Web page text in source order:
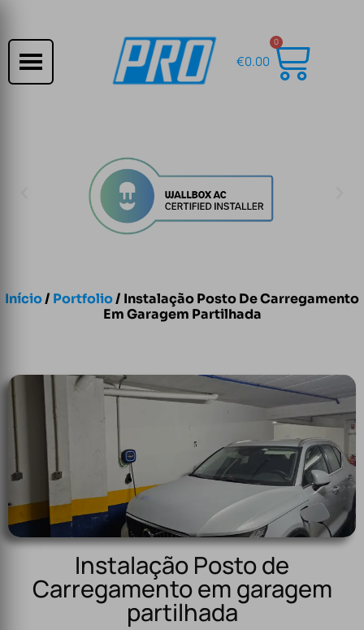
€0.00
0
Início/ Portfolio/ Instalação Posto De Carregamento
Em Garagem Partilhada
Instalação Posto de
Carregamento em garagem
partilhada